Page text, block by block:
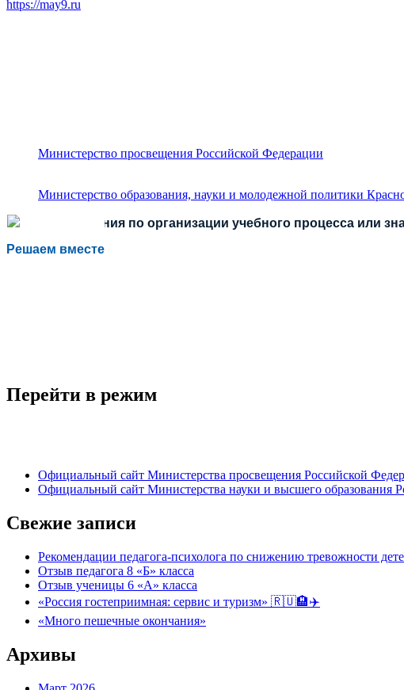
https://may9.ru
Министерство просвещения Российской Федерации
Министерство образования, науки и молодежной политики
Решаем вместе
Есть предложения по организации учебного процесса или
Перейти в режим
Официальный сайт Министерства просвещения Российской
Официальный сайт Министерства науки и высшего образования
Свежие записи
Рекомендации педагога-психолога по снижению тревожности
Отзыв педагога 8 «Б» класса
Отзыв ученицы 6 «А» класса
«Россия гостеприимная: сервис и туризм» 🇷🇺🏨✈️
«Много пешечные окончания»
Архивы